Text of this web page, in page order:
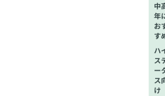
中
年
お
す
ハ
ス
ー
ス
け